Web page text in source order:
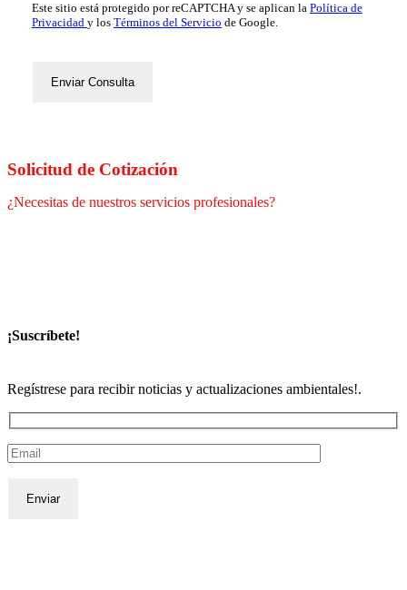
Este sitio está protegido por reCAPTCHA y se aplican la Política de
Privacidad y los Términos del Servicio de Google.
Solicitud de Cotización
¿Necesitas de nuestros servicios profesionales?
¡Suscríbete!
Regístrese para recibir noticias y actualizaciones ambientales!.